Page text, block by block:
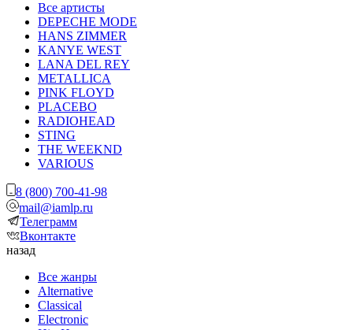
Все артисты
DEPECHE MODE
HANS ZIMMER
KANYE WEST
LANA DEL REY
METALLICA
PINK FLOYD
PLACEBO
RADIOHEAD
STING
THE WEEKND
VARIOUS
8 (800) 700-41-98
mail@iamlp.ru
Телеграмм
Вконтакте
назад
Все жанры
Alternative
Classical
Electronic